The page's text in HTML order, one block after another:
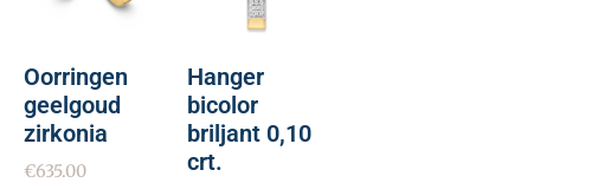
Oorringen
geelgoud
zirkonia
€635.00
Hanger
bicolor
briljant 0,10
crt.